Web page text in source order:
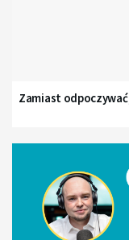
Zamiast